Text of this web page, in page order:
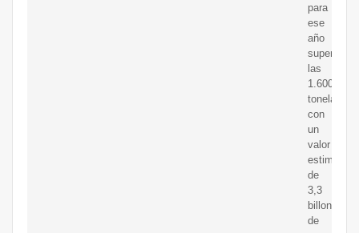
para
ese
año
superó
las
1.600.000
toneladas
con
un
valor
estimado
de
3,3
billones
de